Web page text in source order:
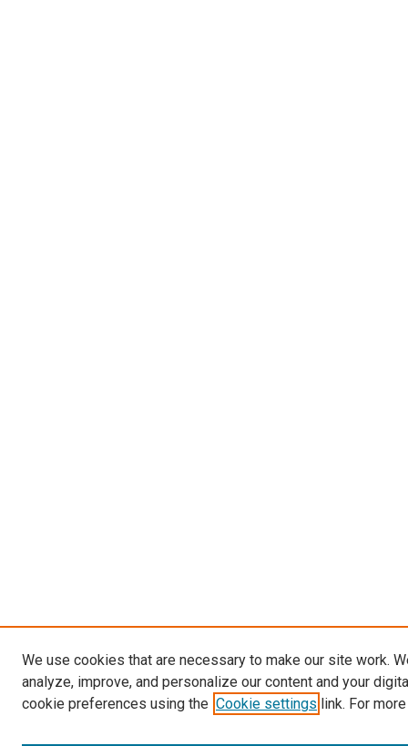
We use cookies that are necessary to make our site work.
analyze, improve, and personalize our content and your
cookie preferences using the Cookie settings link. For